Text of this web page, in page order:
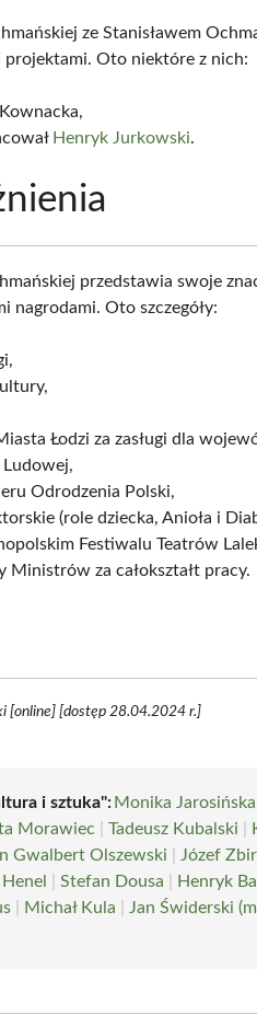
ze Stanisławem
projektami. Oto niektóre z nich:
Henryk Jurkowski.
przedstawia swoje
nagrodami. Oto szczegóły:
Łodzi za zasługi dla
Odrodzenia Polski,
(role dziecka, Anioła i
Festiwalu Teatrów
Ministrów za całokształt pracy.
[online] [dostęp 28.04.2024 r.]
i sztuka":Monika Jarosińska
Morawiec |Tadeusz Kubalski
Gwalbert Olszewski Józef
|Stefan Dousa Henryk
Michał Kula Jan Świderski